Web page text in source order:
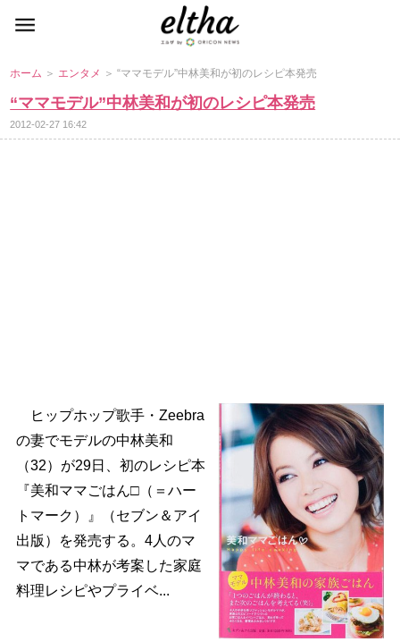
ホーム ＞ エンタメ ＞ “ママモデル”中林美和が初のレシピ本発売
“ママモデル”中林美和が初のレシピ本発売
2012-02-27 16:42
ヒップホップ歌手・Zeebra
の妻でモデルの中林美和
（32）が29日、初のレシピ本
『美和ママごはん□（＝ハー
トマーク）』（セブン＆アイ
出版）を発売する。4人のマ
マである中林が考案した家庭
料理レシピやプライベ...